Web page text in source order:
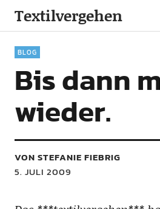
Textilvergehen
BLOG
Bis dann
wieder.
VON STEFANIE FIEBRIG
5. JULI 2009